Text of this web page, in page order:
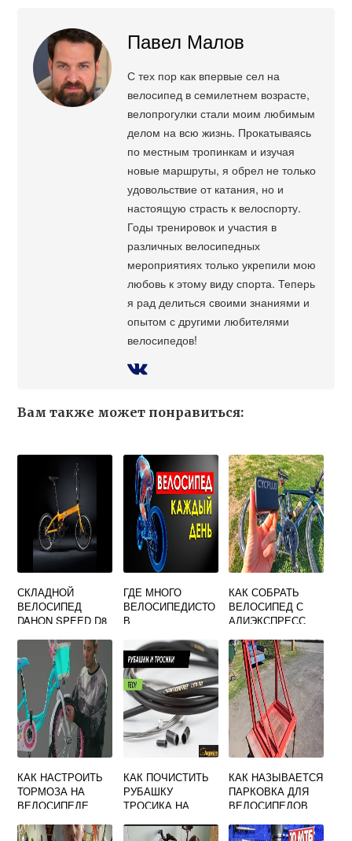
Павел Малов
С тех пор как впервые сел на
велосипед в семилетнем возрасте,
велопрогулки стали моим любимым
делом на всю жизнь. Прокатываясь
по местным тропинкам и изучая
новые маршруты, я обрел не только
удовольствие от катания, но и
настоящую страсть к велоспорту.
Годы тренировок и участия в
различных велосипедных
мероприятиях только укрепили мою
любовь к этому виду спорта. Теперь
я рад делиться своими знаниями и
опытом с другими любителями
велосипедов!
Вам также может понравиться:
СКЛАДНОЙ
ВЕЛОСИПЕД
DAHON SPEED D8
ГДЕ МНОГО
ВЕЛОСИПЕДИСТО
В
КАК СОБРАТЬ
ВЕЛОСИПЕД С
АЛИЭКСПРЕСС
КАК НАСТРОИТЬ
ТОРМОЗА НА
ВЕЛОСИПЕДЕ
КАК ПОЧИСТИТЬ
РУБАШКУ
ТРОСИКА НА
КАК НАЗЫВАЕТСЯ
ПАРКОВКА ДЛЯ
ВЕЛОСИПЕДОВ